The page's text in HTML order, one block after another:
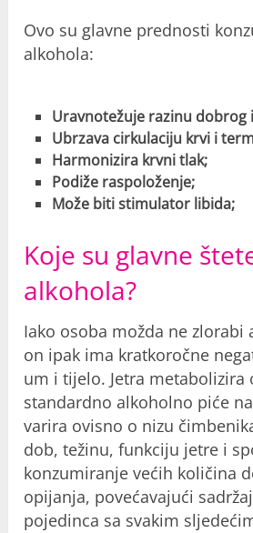
Ovo su glavne prednosti
alkohola:
Uravnotežuje razinu dobrog
Ubrzava cirkulaciju krvi i
Harmonizira krvni tlak;
Podiže raspoloženje;
Može biti stimulator libida;
Koje su glavne
alkohola?
Iako osoba možda ne zlorabi
on ipak ima kratkoročne
um i tijelo. Jetra metabolizira
standardno alkoholno piće
varira ovisno o nizu
dob, težinu, funkciju jetre i
konzumiranje većih količina
opijanja, povećavajući
pojedinca sa svakim